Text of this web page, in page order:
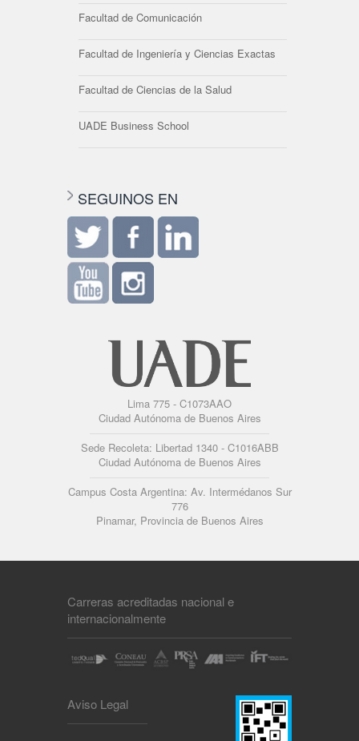
Facultad de Comunicación
Facultad de Ingeniería y Ciencias Exactas
Facultad de Ciencias de la Salud
UADE Business School
SEGUINOS EN
Lima 775 - C1073AAO
Ciudad Autónoma de Buenos Aires
Sede Recoleta: Libertad 1340 - C1016ABB
Ciudad Autónoma de Buenos Aires
Campus Costa Argentina: Av. Intermédanos Sur
776
Pinamar, Provincia de Buenos Aires
Carreras acreditadas nacional e
internacionalmente
Aviso Legal